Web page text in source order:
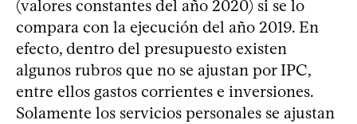
(valores constantes del año 2020) si se lo
compara con la ejecución del año 2019. En
efecto, dentro del presupuesto existen
algunos rubros que no se ajustan por IPC,
entre ellos gastos corrientes e inversiones.
Solamente los servicios personales se ajustan